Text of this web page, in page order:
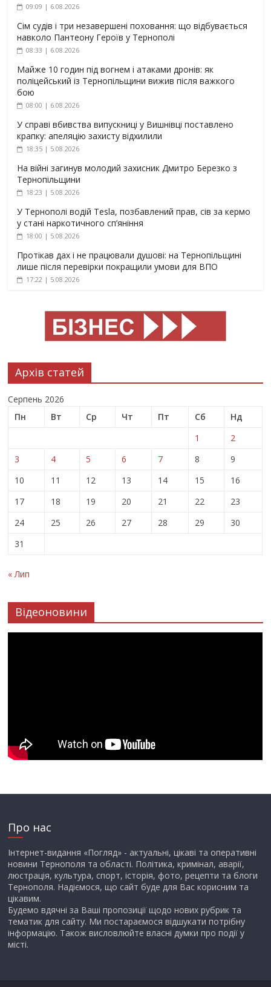
09:09 | 6.08.2026
Сім судів і три незавершені поховання: що відбувається
навколо Пантеону Героїв у Тернополі
08:33 | 6.08.2026
Майже 10 годин під вогнем і атаками дронів: як
поліцейський із Тернопільщини вижив після важкого
бою
08:00 | 6.08.2026
У справі вбивства випускниці у Вишнівці поставлено
крапку: апеляцію захисту відхилили
18:35 | 5.08.2026
На війні загинув молодий захисник Дмитро Березко з
Тернопільщини
18:23 | 5.08.2026
У Тернополі водій Tesla, позбавлений прав, сів за кермо
у стані наркотичного сп’яніння
18:00 | 5.08.2026
Протікав дах і не працювали душові: на Тернопільщині
лише після перевірки покращили умови для ВПО
17:22 | 5.08.2026
Архів статей
Серпень 2026
Пн
Вт Ср Чт Пт Сб
Нд
1
2
3
4 5 6 7 8
9
10
11 12 13 14 15
16
17
18 19 20 21 22
23
24
25 26 27 28 29
30
31
« Лип
Відеоновини
Про нас
Інтернет-видання «Погляд» - актуальні, цікаві та оперативні
новини Тернополя та області. Політика, кримінал, аварії,
люстрація, культура, спорт, історія, фото, рецепти та блоги
Тернополя. Надіємося, що сайт буде для Вас корисним та
цікавим.
Будемо вдячні за Ваші пропозиції щодо нових рубрик та
тематик для сайту. Ми постараємося відшукати потрібну
інформацію. Також висловлюйте власні думки про події у
місті.